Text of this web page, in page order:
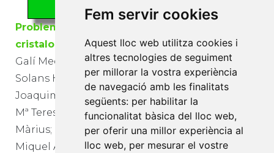
Fem servir cookies
Aquest lloc web utilitza cookies i
altres tecnologies de seguiment
per millorar la vostra experiència
de navegació amb les finalitats
següents: per habilitar la
funcionalitat bàsica del lloc web,
per oferir una millor experiència al
lloc web, per mesurar el vostre
Problemas de
cristalografía
Galí Medina, Salvador;
Solans Huguet,
Joaquim; Calvet Pallás,
Mª Teresa; Vendrell Saz,
Màrius; Cuevas Diarte,
Miquel Àngel; Solans
Los delitos
participación
necesaria
Carrasco Andrino,
María del Mar
Existen algunos
delitos en el Código